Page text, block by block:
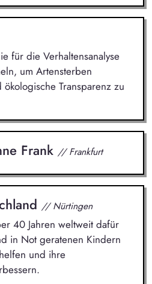
für die Verhaltensanalyse
um Artensterben
Transparenz zu
Frank // Frankfurt
// Nürtingen
40 Jahren weltweit dafür
in Not geratenen Kindern
und ihre